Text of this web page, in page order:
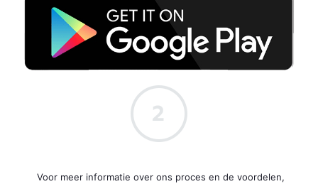
Voor meer informatie over ons proces en de voordelen,